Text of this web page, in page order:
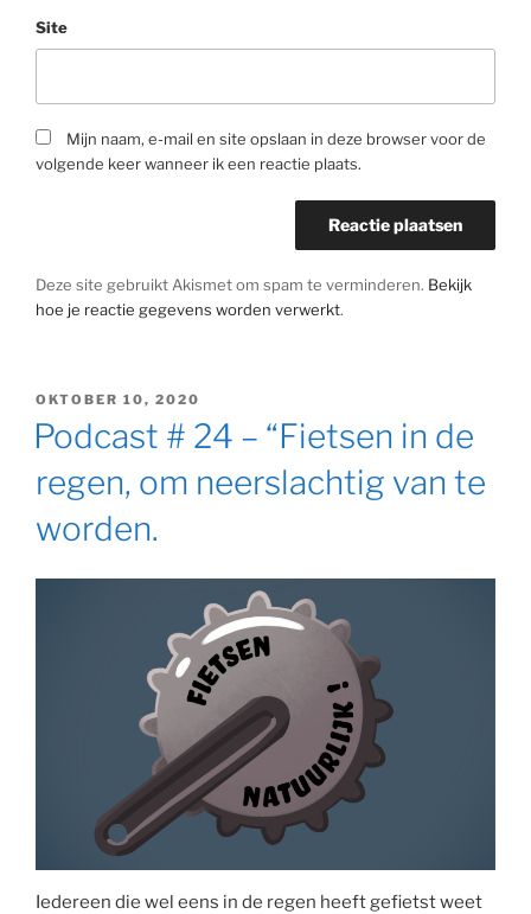
Site
Mijn naam, e-mail en site opslaan in deze browser voor de
volgende keer wanneer ik een reactie plaats.
Deze site gebruikt Akismet om spam te verminderen. Bekijk
hoe je reactie gegevens worden verwerkt.
GEPLAATST
OP
OKTOBER 10, 2020
Podcast # 24 – “Fietsen in de
regen, om neerslachtig van te
worden.
Iedereen die wel eens in de regen heeft gefietst weet